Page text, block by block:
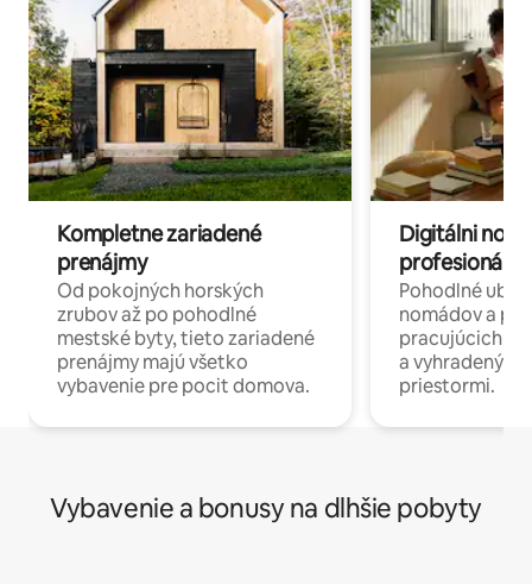
Kompletne zariadené
prenájmy
Od pokojných horských
zrubov až po pohodlné
mestské byty, tieto zariadené
prenájmy majú všetko
vybavenie pre pocit domova.
Digitálni
profesionáli
Pohodlné
nomádov a
pracujúcich
a
priestormi.
Vybavenie a bonusy na dlhšie pobyty